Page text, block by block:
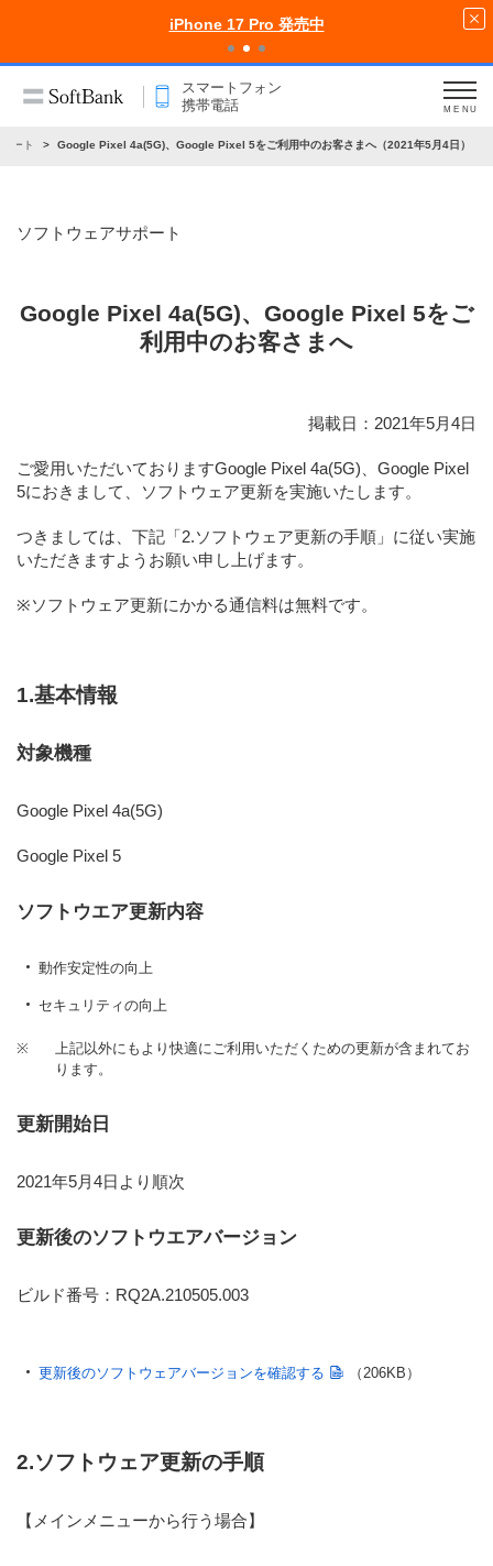
iPhone 17 Pro 発売中
スマートフォン
携帯電話
MENU
ート Google Pixel 4a(5G)、Google Pixel 5をご利用中のお客さまへ（2021年5月4日）
ソフトウェアサポート
Google Pixel 4a(5G)、Google Pixel 5をご
利用中のお客さまへ
掲載日：2021年5月4日
ご愛用いただいておりますGoogle Pixel 4a(5G)、Google Pixel
5におきまして、ソフトウェア更新を実施いたします。
つきましては、下記 「2.ソフトウェア更新の手順」 に従い実施
いただきますようお願い申し上げます。
※ソフトウェア更新にかかる通信料は無料です。
1.基本情報
対象機種
Google Pixel 4a(5G)
Google Pixel 5
ソフトウエア更新内容
動作安定性の向上
セキュリティの向上
※
上記以外にもより快適にご利用いただくための更新が含まれてお
ります。
更新開始日
2021年5月4日より順次
更新後のソフトウエアバージョン
ビルド番号：RQ2A.210505.003
更新後のソフトウェアバージョンを確認する （206KB）
2.ソフトウェア更新の手順
【メインメニューから行う場合】